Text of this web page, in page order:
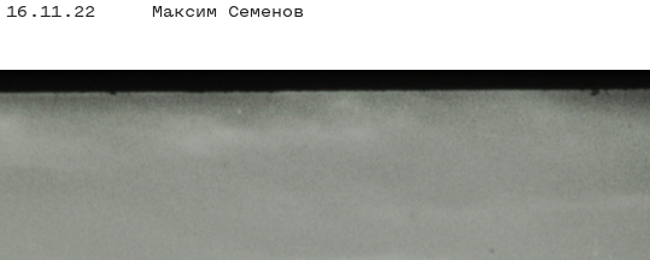
16.11.22 Максим Семенов